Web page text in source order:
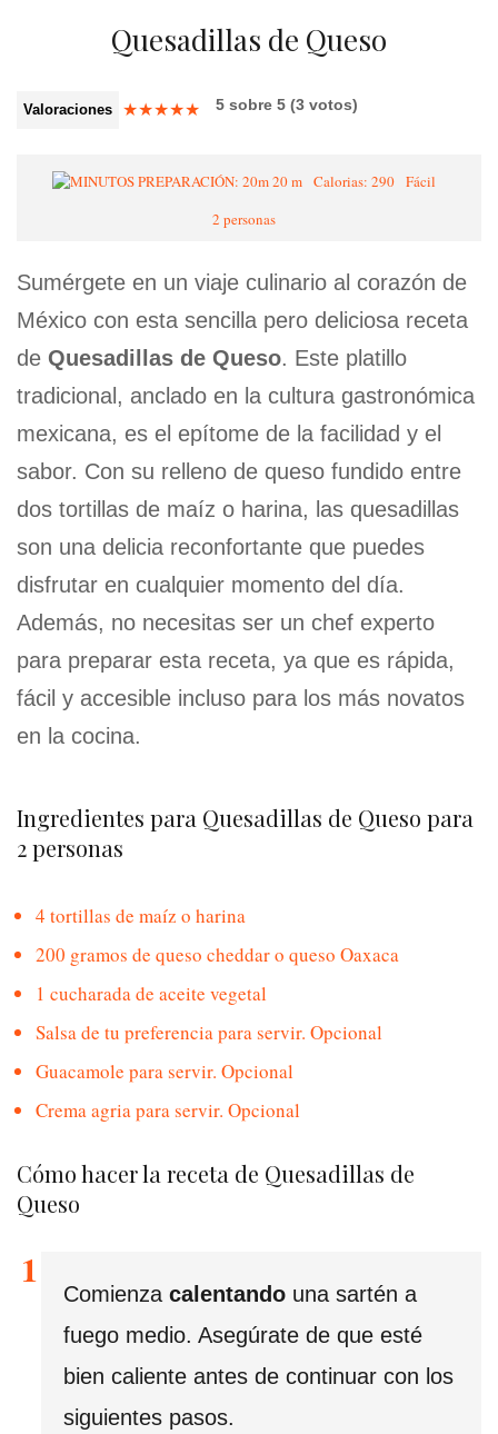
Quesadillas de Queso
Valoraciones ★★★★★ 5 sobre 5 (3 votos)
20 m Calorias: 290 Fácil
2 personas
Sumérgete en un viaje culinario al corazón de
México con esta sencilla pero deliciosa receta
de Quesadillas de Queso. Este platillo
tradicional, anclado en la cultura gastronómica
mexicana, es el epítome de la facilidad y el
sabor. Con su relleno de queso fundido entre
dos tortillas de maíz o harina, las quesadillas
son una delicia reconfortante que puedes
disfrutar en cualquier momento del día.
Además, no necesitas ser un chef experto
para preparar esta receta, ya que es rápida,
fácil y accesible incluso para los más novatos
en la cocina.
Ingredientes para Quesadillas de Queso para
2 personas
4 tortillas de maíz o harina
200 gramos de queso cheddar o queso Oaxaca
1 cucharada de aceite vegetal
Salsa de tu preferencia para servir. Opcional
Guacamole para servir. Opcional
Crema agria para servir. Opcional
Cómo hacer la receta de Quesadillas de
Queso
Comienza calentando una sartén a
fuego medio. Asegúrate de que esté
bien caliente antes de continuar con los
siguientes pasos.